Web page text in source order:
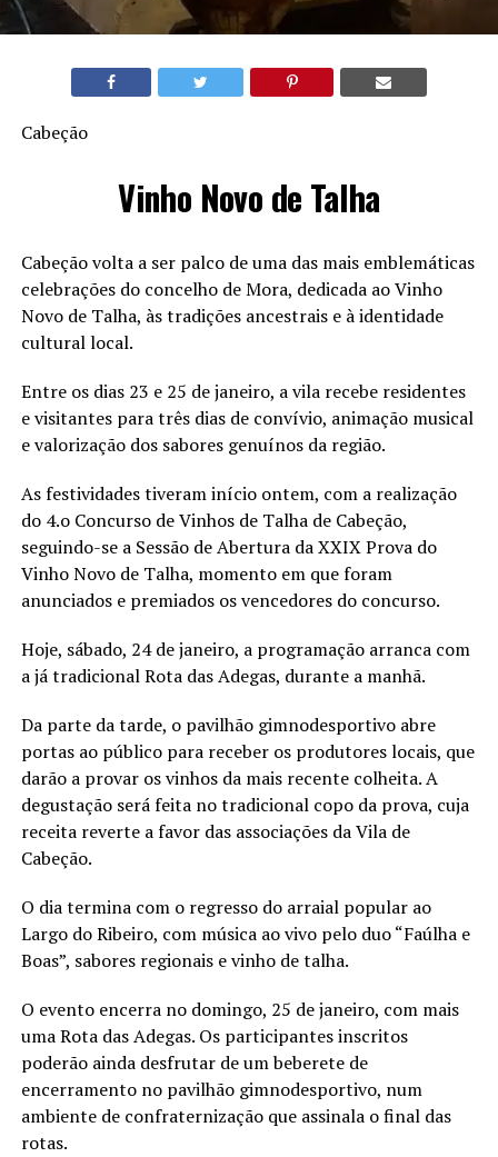
Cabeção
Vinho Novo de Talha
Cabeção volta a ser palco de uma das mais emblemáticas
celebrações do concelho de Mora, dedicada ao Vinho
Novo de Talha, às tradições ancestrais e à identidade
cultural local.
Entre os dias 23 e 25 de janeiro, a vila recebe residentes
e visitantes para três dias de convívio, animação musical
e valorização dos sabores genuínos da região.
As festividades tiveram início ontem, com a realização
do 4.o Concurso de Vinhos de Talha de Cabeção,
seguindo-se a Sessão de Abertura da XXIX Prova do
Vinho Novo de Talha, momento em que foram
anunciados e premiados os vencedores do concurso.
Hoje, sábado, 24 de janeiro, a programação arranca com
a já tradicional Rota das Adegas, durante a manhã.
Da parte da tarde, o pavilhão gimnodesportivo abre
portas ao público para receber os produtores locais, que
darão a provar os vinhos da mais recente colheita. A
degustação será feita no tradicional copo da prova, cuja
receita reverte a favor das associações da Vila de
Cabeção.
O dia termina com o regresso do arraial popular ao
Largo do Ribeiro, com música ao vivo pelo duo “Faúlha e
Boas”, sabores regionais e vinho de talha.
O evento encerra no domingo, 25 de janeiro, com mais
uma Rota das Adegas. Os participantes inscritos
poderão ainda desfrutar de um beberete de
encerramento no pavilhão gimnodesportivo, num
ambiente de confraternização que assinala o final das
rotas.